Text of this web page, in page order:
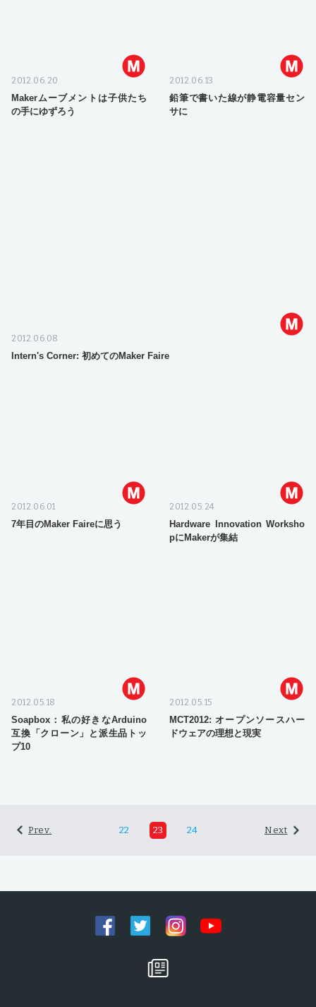
2012.06.20
Makerムーブメントは子供たち
の手にゆずろう
2012.06.13
鉛筆で書いた線が静電容量セン
サに
2012.06.08
Intern's Corner: 初めてのMaker Faire
2012.06.01
7年目のMaker Faireに思う
2012.05.24
Hardware Innovation Worksho
pにMakerが集結
2012.05.18
Soapbox：私の好きなArduino
互換「クローン」と派生品トッ
プ10
2012.05.15
MCT2012: オープンソースハー
ドウェアの理想と現実
Prev. 22 23 24 Next